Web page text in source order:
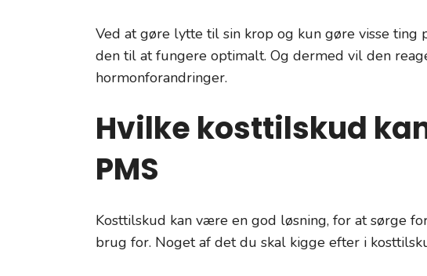
Ved at gøre lytte til sin krop og kun gøre visse
den til at fungere optimalt. Og dermed vil den
hormonforandringer.
Hvilke kosttilskud
PMS
Kosttilskud kan være en god løsning, for at sørge
brug for. Noget af det du skal kigge efter i